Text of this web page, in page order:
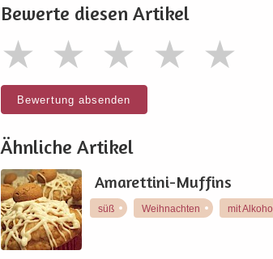
Bewerte diesen Artikel
Bewertung absenden
Ähnliche Artikel
Amarettini-Muffins
süß Weihnachten mit Alkohol